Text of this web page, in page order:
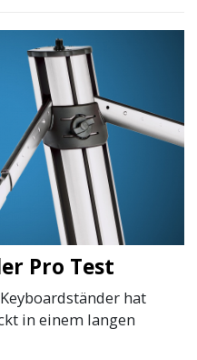
Pro Test
hat
in einem langen